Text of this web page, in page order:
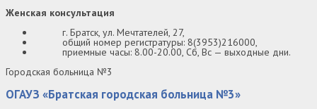
Женская консультация
г. Братск, ул. Мечтателей, 27,
общий номер регистратуры: 8(3953)216000,
приемные часы: 8.00-20.00, Сб, Вс — выходные дни.
Городская больница №3
ОГАУЗ «Братская городская больница №3»